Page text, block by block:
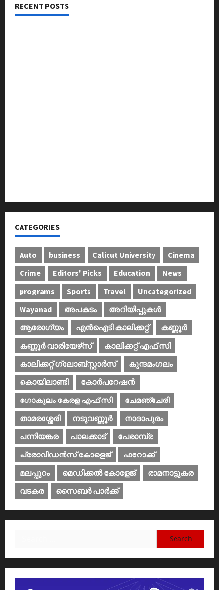
RECENT POSTS
CATEGORIES
Auto business Calicut University
Cinema
Crime
Editors' Picks Education
News
programs
Sports Travel
Uncategorized
Wayanad
അപകടം
അറിയിപ്പുകള്‍
ആരോഗ്യം
എൻഐടി കാലിക്കറ്റ്
കണ്ണൂര്‍
കണ്ണൂര്‍ വാരിയേഴ്‌സ്
കാലിക്കറ്റ് എഫ് സി
കാലിക്കറ്റ് ഗ്ലോബ്സ്റ്റാർസ്
കുന്ദമംഗലം
കൊയിലാണ്ടി
കോര്‍പറേഷന്‍
ഗോകുലം കേരള എഫ് സി
ചേമഞ്ചേരി
താമരശ്ശേരി
നടുവണ്ണൂര്‍
നാദാപുരം
പന്നിയങ്കര
പാലക്കാട്‌
പേരാമ്പ്ര
പ്രോവിഡന്‍സ് കോളെജ്‌
ഫറോക്ക്
മലപ്പുറം
മെഡിക്കൽ കോളേജ്‌
രാമനാട്ടുകര
വടകര
സൈബര്‍ പാര്‍ക്ക്‌
for: